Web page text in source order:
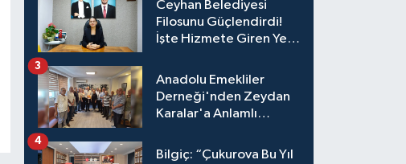
Ceyhan Belediyesi
Filosunu Güçlendirdi!
İşte Hizmete Giren Yeni
Anadolu Emekliler
Derneği'nden Zeydan
Karalar'a Anlamlı
3
Bilgiç: “Çukurova Bu Yıl
4